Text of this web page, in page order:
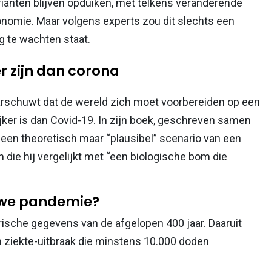
blijven opduiken, met telkens veranderende
Maar volgens experts zou dit slechts een
te wachten staat.
zijn dan corona
dat de wereld zich moet voorbereiden op een
is dan Covid-19. In zijn boek, geschreven samen
theoretisch maar “plausibel” scenario van een
hij vergelijkt met “een biologische bom die
pandemie?
gegevens van de afgelopen 400 jaar. Daaruit
uitbraak die minstens 10.000 doden